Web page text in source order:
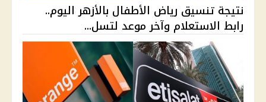
نتيجة تنسيق رياض الأطفال بالأزهر اليوم..
رابط الاستعلام وآخر موعد لتسل...